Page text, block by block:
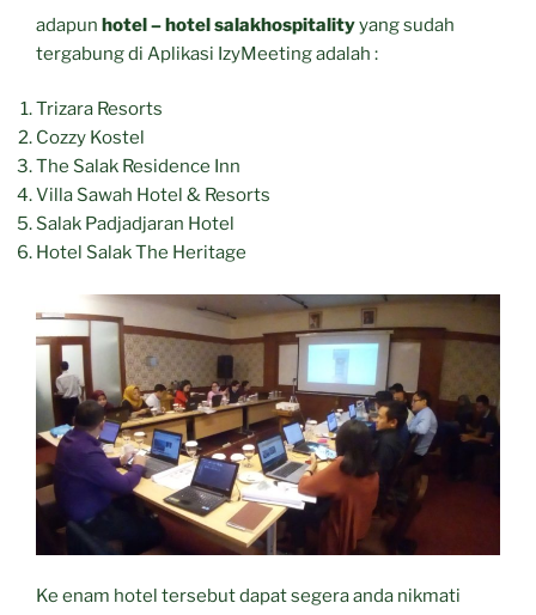
adapun hotel – hotel salakhospitalityyang sudah
tergabung di Aplikasi IzyMeeting adalah :
Trizara Resorts
Cozzy Kostel
The Salak Residence Inn
Villa Sawah Hotel & Resorts
Salak Padjadjaran Hotel
Hotel Salak The Heritage
Ke enam hotel tersebut dapat segera anda nikmati